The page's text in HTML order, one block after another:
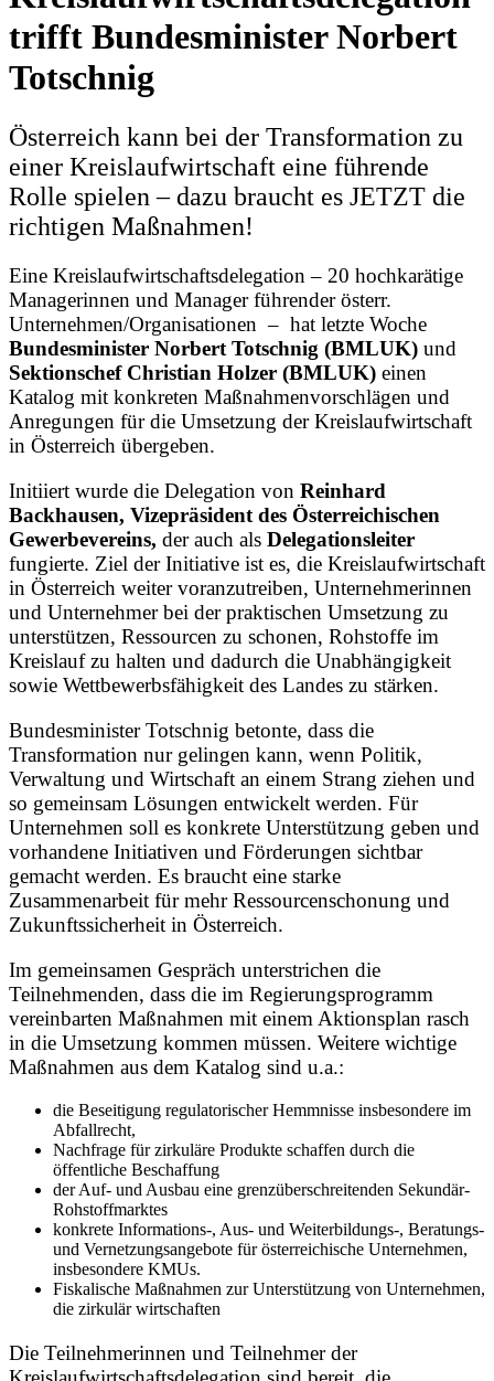
trifft Bundesminister Norbert
Totschnig
Österreich kann bei der Transformation zu
einer Kreislaufwirtschaft eine führende
Rolle spielen – dazu braucht es JETZT die
richtigen Maßnahmen!
Eine Kreislaufwirtschaftsdelegation – 20 hochkarätige
Managerinnen und Manager führender österr.
Unternehmen/Organisationen – hat letzte Woche
Bundesminister Norbert Totschnig (BMLUK) und
Sektionschef Christian Holzer (BMLUK) einen
Katalog mit konkreten Maßnahmenvorschlägen und
Anregungen für die Umsetzung der Kreislaufwirtschaft
in Österreich übergeben.
Initiiert wurde die Delegation von Reinhard
Backhausen, Vizepräsident des Österreichischen
Gewerbevereins, der auch als Delegationsleiter
fungierte. Ziel der Initiative ist es, die Kreislaufwirtschaft
in Österreich weiter voranzutreiben, Unternehmerinnen
und Unternehmer bei der praktischen Umsetzung zu
unterstützen, Ressourcen zu schonen, Rohstoffe im
Kreislauf zu halten und dadurch die Unabhängigkeit
sowie Wettbewerbsfähigkeit des Landes zu stärken.
Bundesminister Totschnig betonte, dass die
Transformation nur gelingen kann, wenn Politik,
Verwaltung und Wirtschaft an einem Strang ziehen und
so gemeinsam Lösungen entwickelt werden. Für
Unternehmen soll es konkrete Unterstützung geben und
vorhandene Initiativen und Förderungen sichtbar
gemacht werden. Es braucht eine starke
Zusammenarbeit für mehr Ressourcenschonung und
Zukunftssicherheit in Österreich.
Im gemeinsamen Gespräch unterstrichen die
Teilnehmenden, dass die im Regierungs­programm
vereinbarten Maßnahmen mit einem Aktionsplan rasch
in die Umsetzung kommen müssen. Weitere wichtige
Maßnahmen aus dem Katalog sind u.a.:
die Beseitigung regulatorischer Hemmnisse insbesondere im
Abfallrecht,
Nachfrage für zirkuläre Produkte schaffen durch die
öffentliche Beschaffung
der Auf- und Ausbau eine grenzüberschreitenden Sekundär-
Rohstoffmarktes
konkrete Informations-, Aus- und Weiterbildungs-, Beratungs-
und Vernetzungsangebote für österreichische Unternehmen,
insbesondere KMUs.
Fiskalische Maßnahmen zur Unterstützung von Unternehmen,
die zirkulär wirtschaften
Die Teilnehmerinnen und Teilnehmer der